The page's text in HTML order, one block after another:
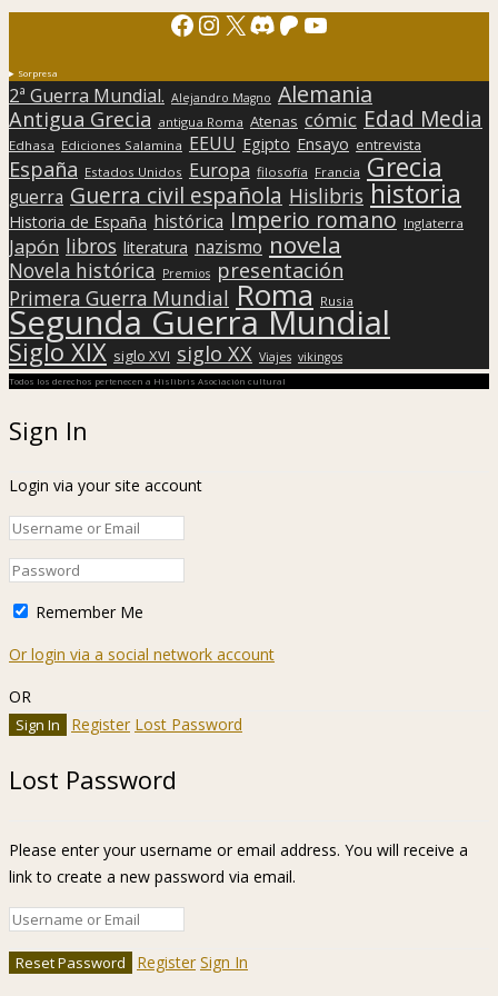
Facebook
Instagram
X Discord
Patreon
YouTube
Sorpresa
2ª Guerra Mundial. Alejandro Magno Alemania
Antigua Grecia antigua Roma Atenas cómic Edad Media
Edhasa Ediciones Salamina EEUU Egipto Ensayo entrevista
España Estados Unidos Europa filosofía Francia Grecia
guerra Guerra civil española Hislibris historia
Historia de España histórica Imperio romano Inglaterra
Japón libros literatura nazismo novela
Novela histórica Premios presentación
Primera Guerra Mundial Roma Rusia
Segunda Guerra Mundial
Siglo XIX siglo XVI siglo XX Viajes vikingos
Todos los derechos pertenecen a Hislibris Asociación cultural
Sign In
Login via your site account
Remember Me
Or login via a social network account
OR
Register Lost Password
Lost Password
Please enter your username or email address. You will receive a
link to create a new password via email.
Register Sign In